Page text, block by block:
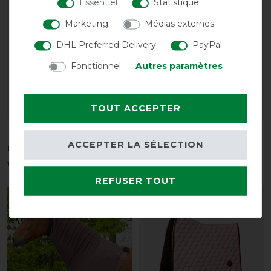
Kentucky Horsewear
Skin Friendly
154,99 € *
LISTE DE SOUHAITS
Kentucky Horsewear
guêtres magnétiques
rechange Recuptex
LISTE DE SOUHAITS
Ces produits pourraient également
vous intéresser
Marketing
Médias externes
DHL Preferred Delivery
PayPal
Fonctionnel
Autres paramètres
TOUT ACCEPTER
REFUSER TOUT
ACCEPTER LA SÉLECTION